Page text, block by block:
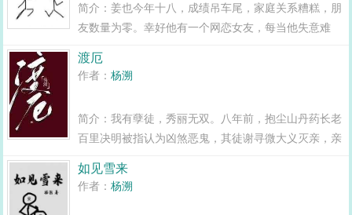
简介：姜也今年十八，成绩吊车尾，家庭关系糟糕，朋
友数量为零。幸好他有一个网恋女友，每当他失意难
尸，姜也家遭遇神秘怪物入侵。同时姜也还发现，他的
渡厄
作者：杨溯
简介：我有孽徒，秀丽无双。八年前，抱尘山丹药长老
百里决明被指认为凶煞恶鬼，其徒谢寻微大义灭亲，亲
美人徒弟攻X暴躁傲娇大佬师父受谢寻微X百里决明我
如见雪来
作者：杨溯